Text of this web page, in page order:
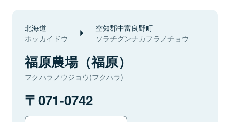
北海道
ホッカイドウ
空知郡中富良野町
ソラチグンナカフラノチョウ
福原農場（福原）
フクハラノウジョウ(フクハラ)
071-0742